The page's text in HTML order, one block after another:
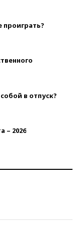
в отпуск?
– 2026